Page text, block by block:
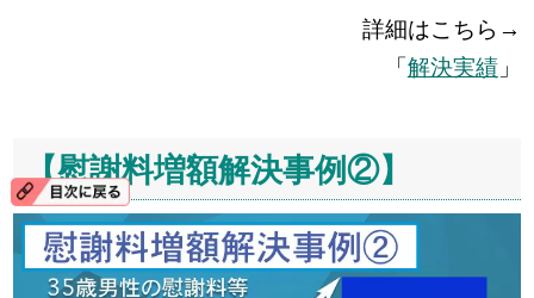
詳細はこちら→
「 解決実績」
【慰謝料増額解決事例②】